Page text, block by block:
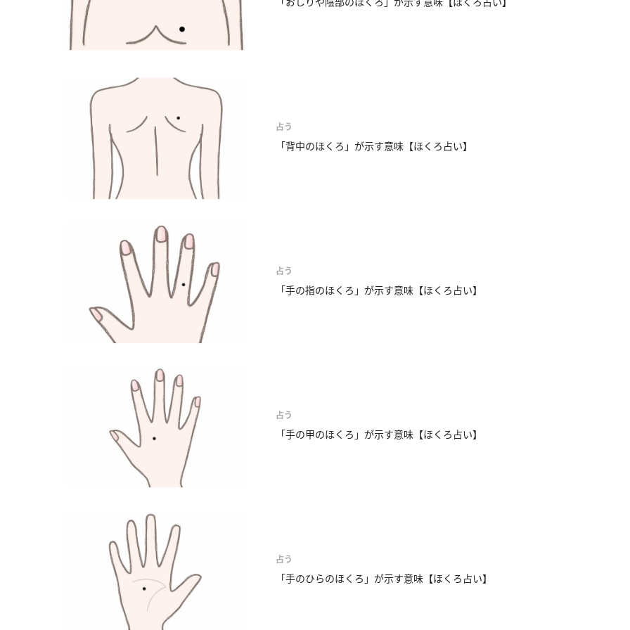
占う
「背中のほくろ」が示す意味【ほくろ占い】
占う
「手の指のほくろ」が示す意味【ほくろ占い】
占う
「手の甲のほくろ」が示す意味【ほくろ占い】
占う
「手のひらのほくろ」が示す意味【ほくろ占い】